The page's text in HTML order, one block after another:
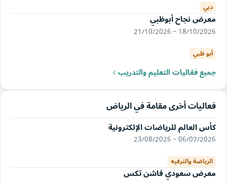
دبي
معرض نجاح أبوظبي
18/10/2026 ~ 21/10/2026
أبو ظبي
جميع فعّاليات التعليم والتدريب
فعاليات أخرى مقامة في الرياض
كأس العالم للرياضات الإلكترونية
06/07/2026 ~ 23/08/2026
الرياضة والترفيه
معرض سعودي فاشن تكس